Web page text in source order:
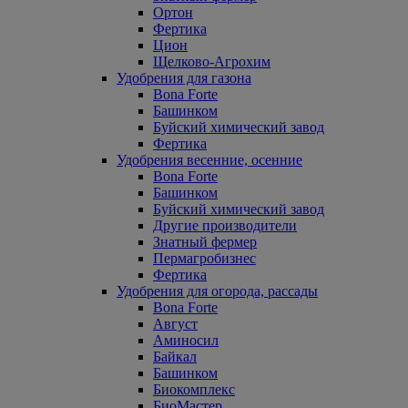
Ортон
Фертика
Цион
Щелково-Агрохим
Удобрения для газона
Bona Forte
Башинком
Буйский химический завод
Фертика
Удобрения весенние, осенние
Bona Forte
Башинком
Буйский химический завод
Другие производители
Знатный фермер
Пермагробизнес
Фертика
Удобрения для огорода, рассады
Bona Forte
Август
Аминосил
Байкал
Башинком
Биокомплекс